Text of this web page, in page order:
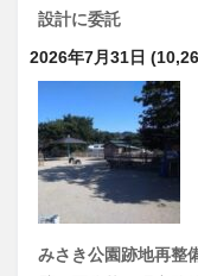
設計に委託
2026年7月31日
みさき公園跡地再